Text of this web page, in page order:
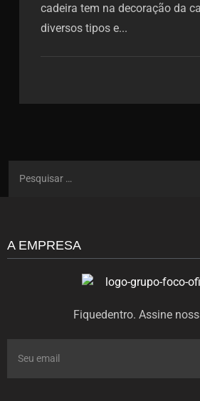
cadeira tem na decoração da
diversos tipos e...
A EMPRESA
Fiquedentro. Assine